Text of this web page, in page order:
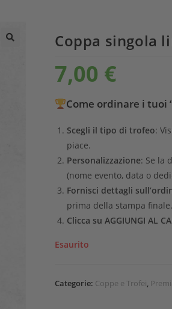
Coppa singola
7,00 €
Come ordinare i tuoi
Scegli il tipo di trofeo:
piace.
Personalizzazione: Se la
(nome evento, data o
Fornisci dettagli
prima della stampa finale.
Clicca su AGGIUNGI AL
Esaurito
Categorie: Coppe e Trofei,